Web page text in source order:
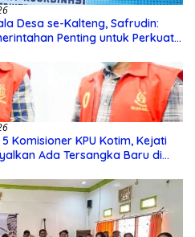
Desa se-Kalteng, Safrudin:
Penting untuk Perkuat
Komisioner KPU Kotim, Kejati
Ada Tersangka Baru di